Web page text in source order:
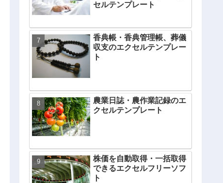
セルテンプレート
香典帳・香典管理帳、葬儀
収支のエクセルテンプレー
ト
農業日誌・農作業記録のエ
クセルテンプレート
株価を自動取得・一括取得
できるエクセルフリーソフ
ト